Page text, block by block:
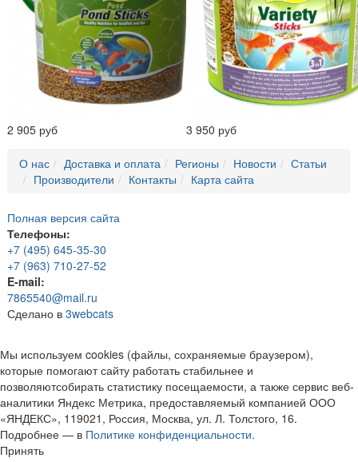
2 905 руб 3 950 руб
О нас Доставка и оплата Регионы Новости
Статьи
Производители
Контакты Карта сайта
Полная версия сайта
Телефоны:
+7 (495) 645-35-30
+7 (963) 710-27-52
E-mail:
7865540@mail.ru
Сделано в 3webcats
Мы используем cookies (файлы, сохраняемые браузером),
которые помогают сайту работать стабильнее и
позволяютсобирать статистику посещаемости, а также сервис веб-
аналитики Яндекс Метрика, предоставляемый компанией ООО
«ЯНДЕКС», 119021, Россия, Москва, ул. Л. Толстого, 16.
Подробнее — в Политике конфиденциальности.
Принять